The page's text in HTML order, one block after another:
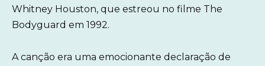
Whitney Houston, que estreou no filme The
Bodyguard em 1992.
A canção era uma emocionante declaração de